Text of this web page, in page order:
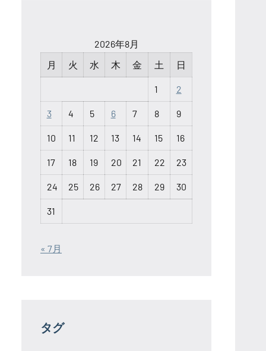
2026年8月
月
火 水 木 金 土 日
1 2
3 4 5 6 7 8 9
10 11 12 13 14 15 16
17 18 19 20 21 22 23
24 25 26 27 28 29 30
31
« 7月
タグ